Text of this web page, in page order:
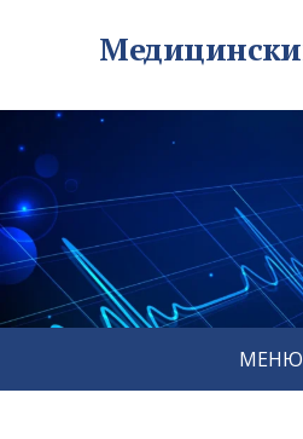
МЕНЮ